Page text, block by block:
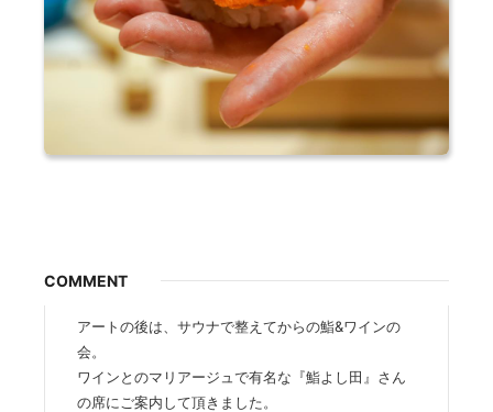
COMMENT
アートの後は、サウナで整えてからの鮨&ワインの
会。
ワインとのマリアージュで有名な『鮨よし田』さん
の席にご案内して頂きました。